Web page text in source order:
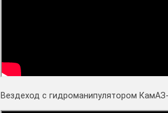
Вездеход с гидроманипулятором